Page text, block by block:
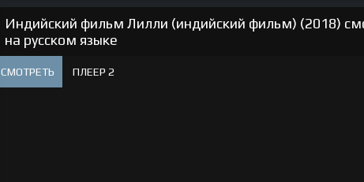
Индийский фильм Лилли (индийский фильм) (2018)
на русском языке
СМОТРЕТЬ ПЛЕЕР 2